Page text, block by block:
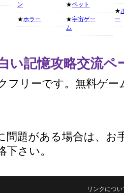
ン
★ホラー
★ペット
★宇宙ゲー
ム
★
ー
い記憶攻略交流ペ
フリーです。無料ゲー
問題がある場合は、お
下さい。
リンクについ